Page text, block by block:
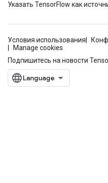
Указать TensorFlow как
Условия использования
Manage cookies
Подпишитесь на новости